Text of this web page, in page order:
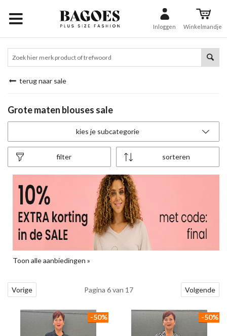
Inloggen Winkelmandje
terug naar sale
Grote maten blouses sale
kies je subcategorie
sorteren
filter
Toon alle aanbiedingen »
Vorige Pagina 6 van 17 Volgende
-50% -50%